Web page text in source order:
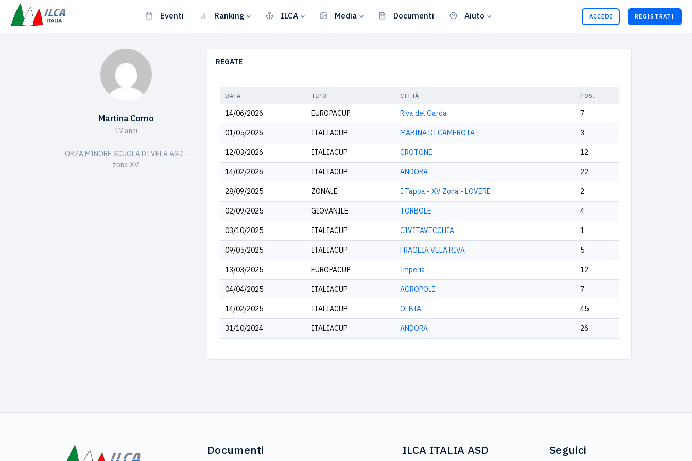
Eventi Ranking ILCA Media Documenti Aiuto ACCEDI REGISTRATI
Martina Corno
17 anni
ORZA MINORE SCUOLA DI VELA ASD -
zona XV
REGATE
DATA TIPO CITTÀ POS.
14/06/2026 EUROPACUP Riva del Garda 7
01/05/2026 ITALIACUP MARINA DI CAMEROTA 3
12/03/2026 ITALIACUP CROTONE 12
14/02/2026 ITALIACUP ANDORA 22
28/09/2025 ZONALE I Tappa - XV Zona - LOVERE 2
02/09/2025 GIOVANILE TORBOLE 4
03/10/2025 ITALIACUP CIVITAVECCHIA 1
09/05/2025 ITALIACUP FRAGLIA VELA RIVA 5
13/03/2025 EUROPACUP Imperia 12
04/04/2025 ITALIACUP AGROPOLI 7
14/02/2025 ITALIACUP OLBIA 45
31/10/2024 ITALIACUP ANDORA 26
Documenti ILCA ITALIA ASD Seguici